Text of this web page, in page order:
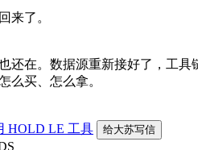
来了。
还在。数据源重新接好了，工具
么买、怎么拿。
HOLD LE 工具 给大苏写信